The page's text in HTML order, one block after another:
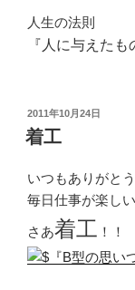
人生の法則
『人に与えた
投
稿
日:
2011年10月24日
着工
いつもありがと
毎日仕事が楽しい
さあ着工 ！！